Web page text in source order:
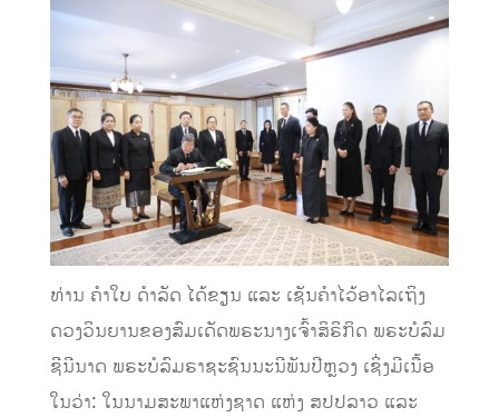
ທ່ານ ຄຳໃບ ດຳລັດ ໄດ້ຂຽນ ແລະ ເຊັນຄໍາໄວ້ອາໄລເຖິງ
ດວງວິນຍານຂອງສົມເດັດພຣະນາງເຈົ້າສິຣິກິດ ພຣະບໍລົມ
ຊີນີນາດ ພຣະບໍລົມຣາຊະຊົນນະນີພັນປີຫຼວງ ເຊິ່ງມີເນື້ອ
ໃນວ່າ: ໃນນາມສະພາແຫ່ງຊາດ ແຫ່ງ ສປປລາວ ແລະ